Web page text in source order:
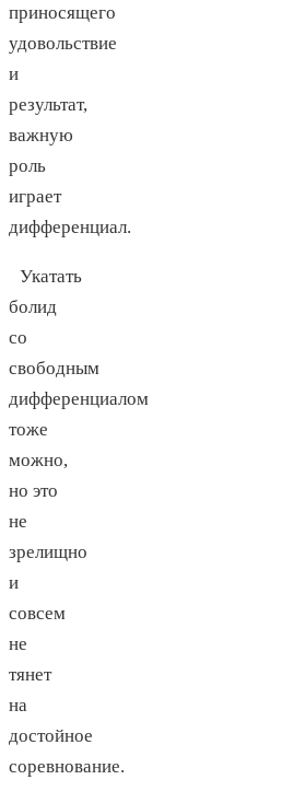
приносящего
удовольствие
и
результат,
важную
роль
играет
дифференциал.
Укатать
болид
со
свободным
дифференциалом
тоже
можно,
но это
не
зрелищно
и
совсем
не
тянет
на
достойное
соревнование.